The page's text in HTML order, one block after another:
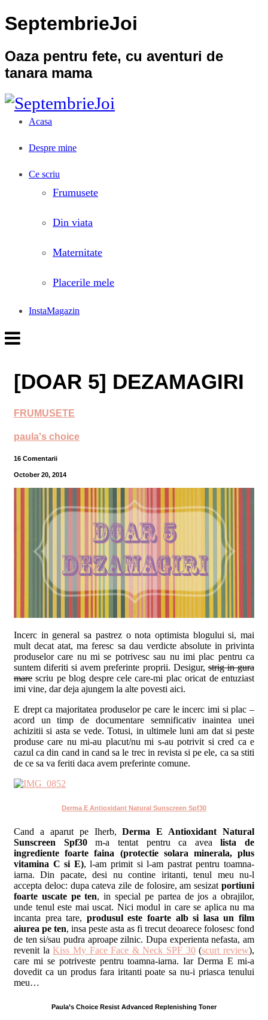
SeptembrieJoi
Oaza pentru fete, cu aventuri de
tanara mama
Acasa
Despre mine
Ce scriu
Frumusete
Din viata
Maternitate
Placerile mele
InstaMagazin
[DOAR 5] DEZAMAGIRI
FRUMUSETE
paula's choice
16 Comentarii
October 20, 2014
Incerc in general sa pastrez o nota optimista blogului si, mai
mult decat atat, ma feresc sa dau verdicte absolute in privinta
produselor care nu mi se potrivesc sau nu imi plac pentru ca
suntem diferiti si avem preferinte proprii. Desigur,strig in gura
mare scriu pe blog despre cele care-mi plac oricat de entuziast
imi vine, dar deja ajungem la alte povesti aici.
E drept ca majoritatea produselor pe care le incerc imi si plac –
acord un timp de documentare semnificativ inaintea unei
achizitii si asta se vede. Totusi, in ultimele luni am dat si peste
produse care nu mi-au placut/nu mi s-au potrivit si cred ca e
cazul ca din cand in cand sa le trec in revista si pe ele, ca sa stiti
de ce sa va feriti daca avem preferinte comune.
Derma E Antioxidant Natural Sunscreen Spf30
Cand a aparut pe Iherb,Derma E Antioxidant Natural
Sunscreen Spf30m-a tentat pentru ca avealista de
ingrediente foarte faina (protectie solara minerala, plus
vitamina C si E), l-am primit si l-am pastrat pentru toamna-
iarna. Din pacate, desi nu contine iritanti, tenul meu nu-l
accepta deloc: dupa cateva zile de folosire, am sesizat portiuni
foarte uscate pe ten, in special pe partea de jos a obrajilor,
unde tenul este mai uscat. Nici modul in care se aplica nu ma
incanta prea tare, produsul este foarte alb si lasa un film
aiurea pe ten, insa peste asta as fi trecut deoarece folosesc fond
de ten si/sau pudra aproape zilnic. Dupa experienta nefasta, am
revenit laKiss My Face Face & Neck SPF 30(scurt review),
care mi se potriveste pentru toamna-iarna. Iar Derma E mi-a
dovedit ca un produs fara iritanti poate sa nu-i priasca tenului
meu…
Paula’s Choice Resist Advanced Replenishing Toner